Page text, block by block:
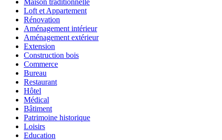
Maison traditionnelle
Loft et Appartement
Rénovation
Aménagement intérieur
Aménagement extérieur
Extension
Construction bois
Commerce
Bureau
Restaurant
Hôtel
Médical
Bâtiment
Patrimoine historique
Loisirs
Education